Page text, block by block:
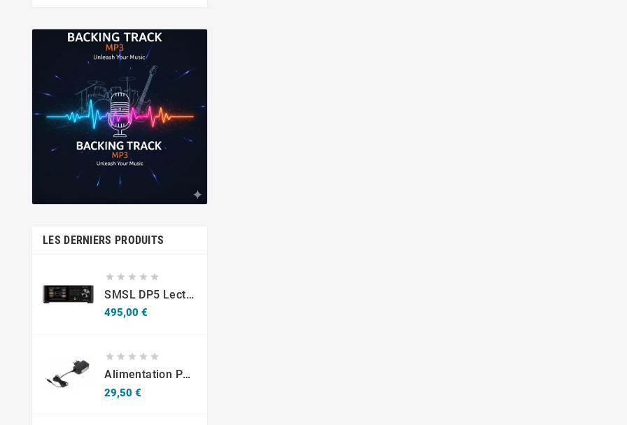
LES DERNIERS PRODUITS
    
SMSL DP5 Lecteur Réseau DAC ES9038Pro Symétrique AES/EBU HDMI I2S MQA
495,00 €
    
Alimentation Pour Effets Thomann NT 0910 AC/PSA 9 V CC/1 A
29,50 €